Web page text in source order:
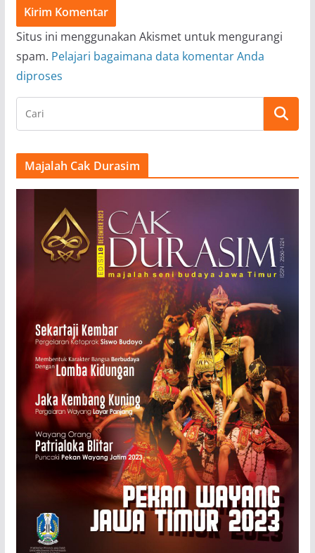
Situs ini menggunakan Akismet untuk mengurangi
spam. Pelajari bagaimana data komentar Anda
diproses
Majalah Cak Durasim